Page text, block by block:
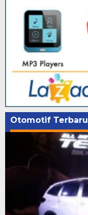
Otomotif Terbaru